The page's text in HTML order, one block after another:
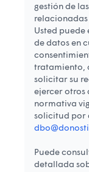
gestión de
relacionadas
Usted puede
de datos en
tratamiento,
solicitar su
ejercer otros
normativa
solicitud por
Puede
detallada